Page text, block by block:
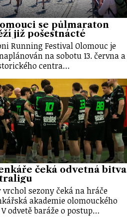
se půlmaraton
již pošestnácté
Running Festival Olomouc je
na sobotu 13. června a
centra…
čeká odvetná bitva
vrchol sezony čeká na hráče
akademie olomouckého
odvetě baráže o postup…